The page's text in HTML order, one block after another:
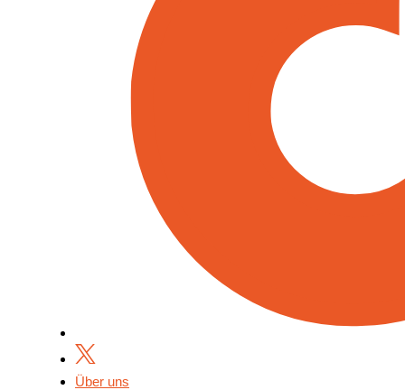
Über uns